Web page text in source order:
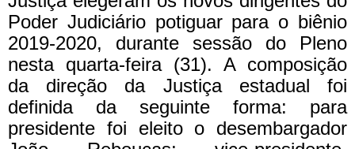
Poder Judiciário potiguar para o biênio
2019-2020, durante sessão do Pleno
nesta quarta-feira (31). A composição
da direção da Justiça estadual foi
definida da seguinte forma: para
presidente foi eleito o desembargador